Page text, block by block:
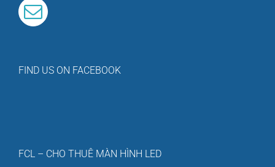
FIND US ON FACEBOOK
FCL – CHO THUÊ MÀN HÌNH LED